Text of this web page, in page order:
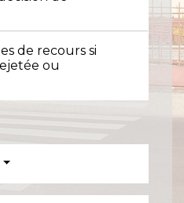
de recours si
ou